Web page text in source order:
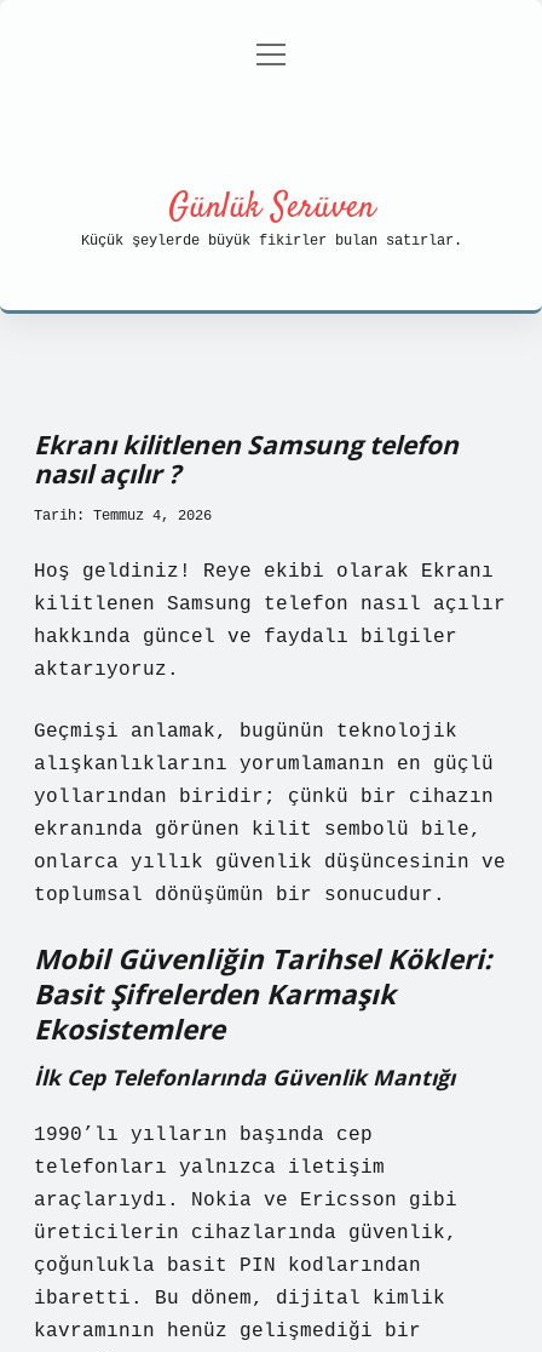
Gizlilik Politikası
menüyü
Günlük Serüven
Küçük şeylerde büyük fikirler bulan satırlar.
Ekranı kilitlenen Samsung telefon
nasıl açılır ?
Tarih: Temmuz 4, 2026
Hoş geldiniz! Reye ekibi olarak Ekranı
kilitlenen Samsung telefon nasıl açılır
hakkında güncel ve faydalı bilgiler
aktarıyoruz.
Geçmişi anlamak, bugünün teknolojik
alışkanlıklarını yorumlamanın en güçlü
yollarından biridir; çünkü bir cihazın
ekranında görünen kilit sembolü bile,
onlarca yıllık güvenlik düşüncesinin ve
toplumsal dönüşümün bir sonucudur.
Mobil Güvenliğin Tarihsel Kökleri:
Basit Şifrelerden Karmaşık
Ekosistemlere
İlk Cep Telefonlarında Güvenlik Mantığı
1990’lı yılların başında cep
telefonları yalnızca iletişim
araçlarıydı. Nokia ve Ericsson gibi
üreticilerin cihazlarında güvenlik,
çoğunlukla basit PIN kodlarından
ibaretti. Bu dönem, dijital kimlik
kavramının henüz gelişmediği bir